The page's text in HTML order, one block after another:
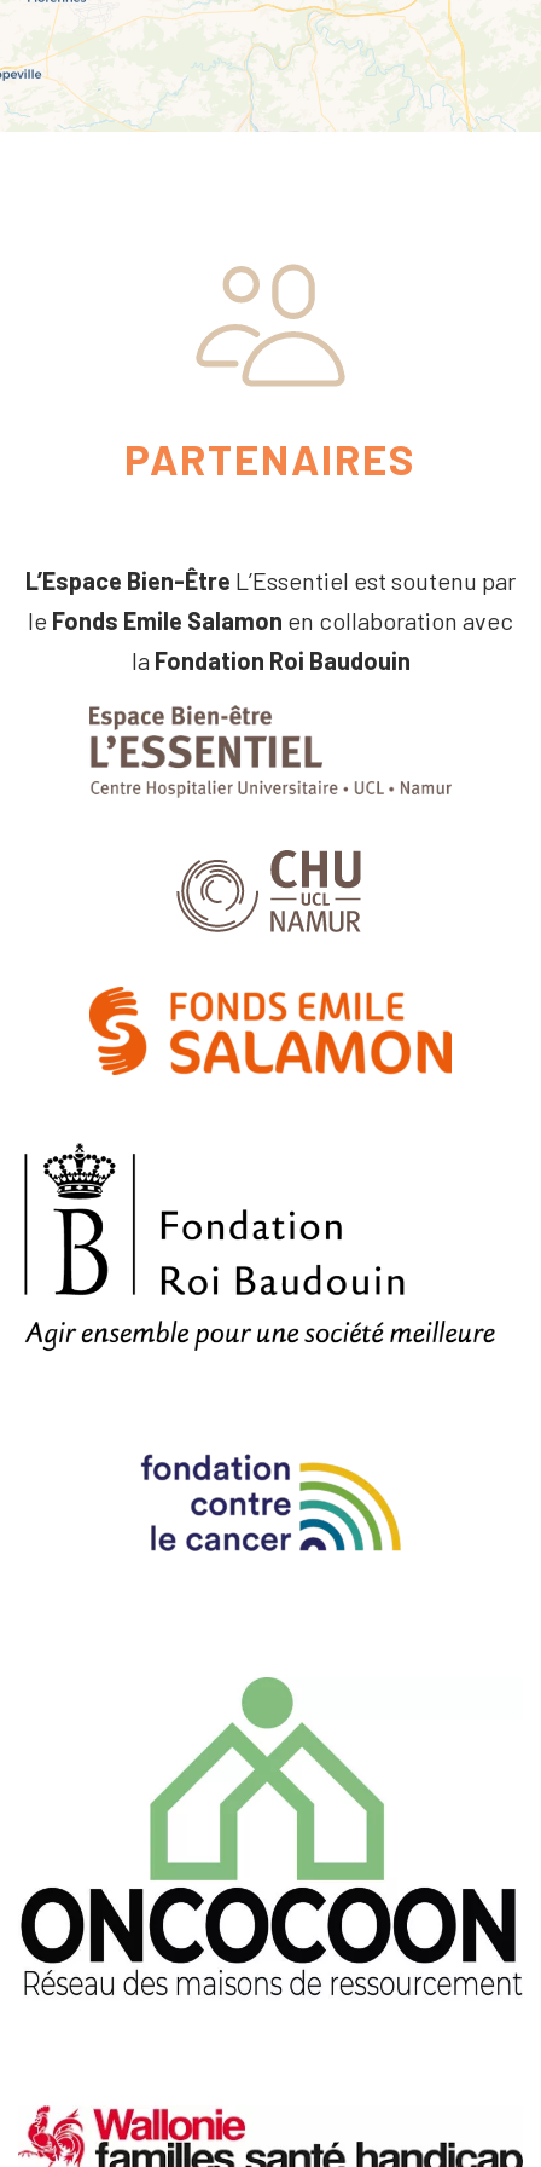
PARTENAIRES
L’Espace Bien-Être L’Essentiel est soutenu par
le Fonds Emile Salamon en collaboration avec
la Fondation Roi Baudouin